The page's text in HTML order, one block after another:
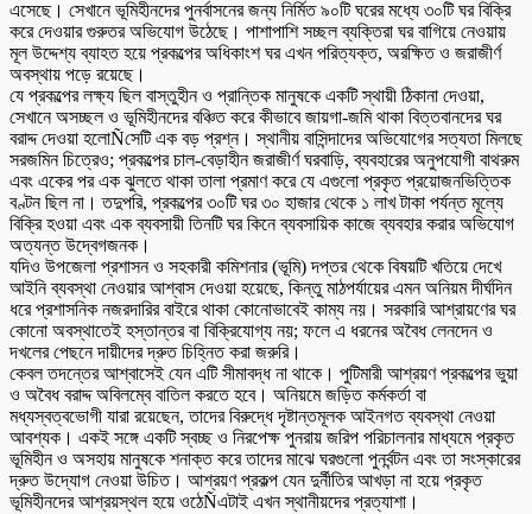
এসেছে। সেখানে ভূমিহীনদের পুনর্বাসনের জন্য নির্মিত ৯০টি ঘরের মধ্যে ৩০টি ঘর বিক্রি
করে দেওয়ার গুরুতর অভিযোগ উঠেছে। পাশাপাশি সচ্ছল ব্যক্তিরা ঘর বাগিয়ে নেওয়ায়
মূল উদ্দেশ্য ব্যাহত হয়ে প্রকল্পের অধিকাংশ ঘর এখন পরিত্যক্ত, অরক্ষিত ও জরাজীর্ণ
অবস্থায় পড়ে রয়েছে।
যে প্রকল্পের লক্ষ্য ছিল বাস্তুহীন ও প্রান্তিক মানুষকে একটি স্থায়ী ঠিকানা দেওয়া,
সেখানে অসচ্ছল ও ভূমিহীনদের বঞ্চিত করে কীভাবে জায়গা-জমি থাকা বিত্তবানদের ঘর
বরাদ্দ দেওয়া হলোÑসেটি এক বড় প্রশ্ন। স্থানীয় বাসিন্দাদের অভিযোগের সত্যতা মিলছে
সরজমিন চিত্রেও; প্রকল্পের চাল-বেড়াহীন জরাজীর্ণ ঘরবাড়ি, ব্যবহারের অনুপযোগী বাথরুম
এবং একের পর এক ঝুলতে থাকা তালা প্রমাণ করে যে এগুলো প্রকৃত প্রয়োজনভিত্তিক
বণ্টন ছিল না। তদুপরি, প্রকল্পের ৩০টি ঘর ৩০ হাজার থেকে ১ লাখ টাকা পর্যন্ত মূল্যে
বিক্রি হওয়া এবং এক ব্যবসায়ী তিনটি ঘর কিনে ব্যবসায়িক কাজে ব্যবহার করার অভিযোগ
অত্যন্ত উদ্বেগজনক।
যদিও উপজেলা প্রশাসন ও সহকারী কমিশনার (ভূমি) দপ্তর থেকে বিষয়টি খতিয়ে দেখে
আইনি ব্যবস্থা নেওয়ার আশ্বাস দেওয়া হয়েছে, কিন্তু মাঠপর্যায়ের এমন অনিয়ম দীর্ঘদিন
ধরে প্রশাসনিক নজরদারির বাইরে থাকা কোনোভাবেই কাম্য নয়। সরকারি আশ্রায়ণের ঘর
কোনো অবস্থাতেই হস্তান্তর বা বিক্রিযোগ্য নয়; ফলে এ ধরনের অবৈধ লেনদেন ও
দখলের পেছনে দায়ীদের দ্রুত চিহ্নিত করা জরুরি।
কেবল তদন্তের আশ্বাসেই যেন এটি সীমাবদ্ধ না থাকে। পুটিমারী আশ্রয়ণ প্রকল্পের ভুয়া
ও অবৈধ বরাদ্দ অবিলম্বে বাতিল করতে হবে। অনিয়মে জড়িত কর্মকর্তা বা
মধ্যস্বত্বভোগী যারা রয়েছেন, তাদের বিরুদ্ধে দৃষ্টান্তমূলক আইনগত ব্যবস্থা নেওয়া
আবশ্যক। একই সঙ্গে একটি স্বচ্ছ ও নিরপেক্ষ পুনরায় জরিপ পরিচালনার মাধ্যমে প্রকৃত
ভূমিহীন ও অসহায় মানুষকে শনাক্ত করে তাদের মাঝে ঘরগুলো পুনর্বন্টন এবং তা সংস্কারের
দ্রুত উদ্যোগ নেওয়া উচিত। আশ্রয়ণ প্রকল্প যেন দুর্নীতির আখড়া না হয়ে প্রকৃত
ভূমিহীনদের আশ্রয়স্থল হয়ে ওঠেÑএটাই এখন স্থানীয়দের প্রত্যাশা।